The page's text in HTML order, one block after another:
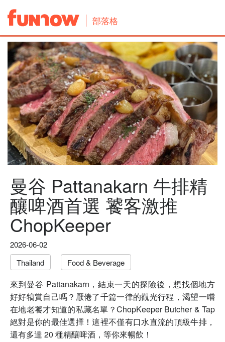
部落格
曼谷 Pattanakarn 牛排精
釀啤酒首選 饕客激推
ChopKeeper
2026-06-02
Thailand
Food & Beverage
來到曼谷 Pattanakarn，結束一天的探險後，想找個地方
好好犒賞自己嗎？厭倦了千篇一律的觀光行程，渴望一嚐
在地老饕才知道的私藏名單？ChopKeeper Butcher & Tap
絕對是你的最佳選擇！這裡不僅有口水直流的頂級牛排，
還有多達 20 種精釀啤酒，等你來暢飲！